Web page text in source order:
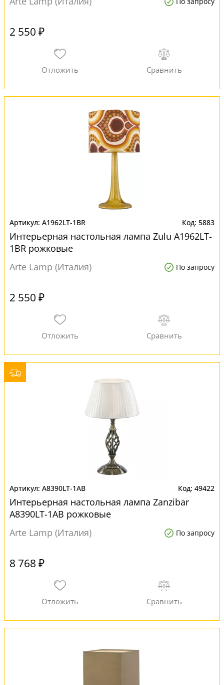
2 550 ₽
A1962LT-1BR 5883
Интерьерная настольная лампа Zulu A1962LT-
1BR рожковые
Arte Lamp (Италия)
По запросу
2 550 ₽
A8390LT-1AB 49422
Интерьерная настольная лампа Zanzibar
A8390LT-1AB рожковые
Arte Lamp (Италия)
По запросу
8 768 ₽